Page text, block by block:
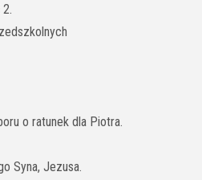
o ratunek dla Piotra.
Syna, Jezusa.